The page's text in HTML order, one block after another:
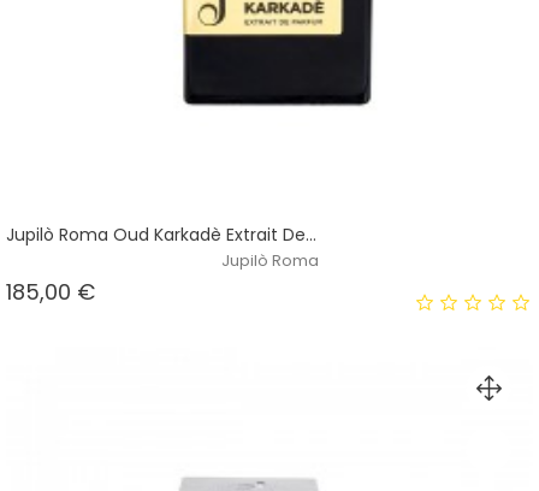
Jupilò Roma Oud Karkadè Extrait De...
Jupilò Roma
185,00 €Prezzo